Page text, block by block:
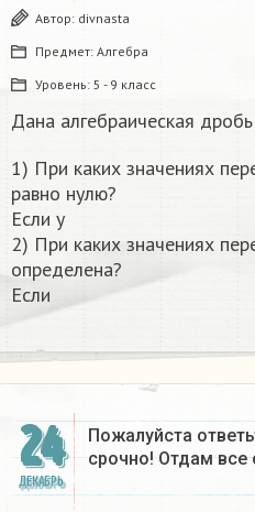
Автор: divnasta
Предмет: Алгебра
Уровень: 5 - 9 класс
Дана алгебраическая
1) При каких значениях
равно нулю?
Если y
2) При каких значениях
определена?
Если
24
ДЕКАБРЬ
Пожалуйста
срочно! Отдам все